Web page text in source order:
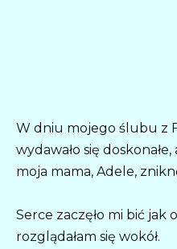
W dniu mojego ślubu z
wydawało się
moja mama, Adele,
Serce zaczęło mi bić jak
rozglądałam się wokół.